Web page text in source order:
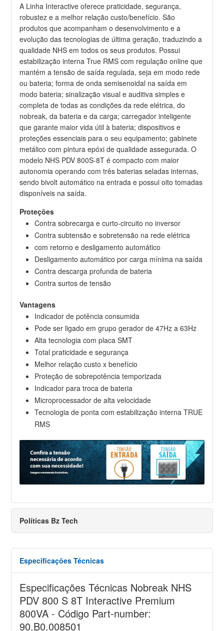
A Linha Interactive oferece praticidade, segurança,
robustez e a melhor relação custo/benefício. São
produtos que acompanham o desenvolvimento e a
evolução das tecnologias de última geração, traduzindo a
qualidade NHS em todos os seus produtos. Possui
estabilização interna True RMS com regulação online que
mantém a tensão de saída regulada, seja em modo rede
ou bateria; forma de onda semisenoidal na saída em
modo bateria; sinalização visual e auditiva simples e
completa de todas as condições da rede elétrica, do
nobreak, da bateria e da carga; carregador inteligente
que garante maior vida útil à bateria; dispositivos e
proteções essenciais para o seu equipamento; gabinete
metálico com pintura epóxi de qualidade assegurada. O
modelo NHS PDV 800S-8T é compacto com maior
autonomia operando com três baterias seladas internas,
sendo bivolt automático na entrada e possui oito tomadas
disponíveis na saída.
Proteções
Contra sobrecarga e curto-circuito no inversor
Contra subtensão e sobretensão na rede elétrica
com retorno e desligamento automático
Desligamento automático por carga mínima na saída
Contra descarga profunda de bateria
Contra surtos de tensão
Vantagens
Indicador de potência consumida
Pode ser ligado em grupo gerador de 47Hz a 63Hz
Alta tecnologia com placa SMT
Total praticidade e segurança
Melhor relação custo x benefício
Proteção de sobrepotência temporizada
Indicador para troca de bateria
Microprocessador de alta velocidade
Tecnologia de ponta com estabilização interna TRUE
RMS
Políticas Bz Tech
Especificações Técnicas
Especificações Técnicas Nobreak NHS
PDV 800 S 8T Interactive Premium
800VA - Código Part-number:
90.B0.008501